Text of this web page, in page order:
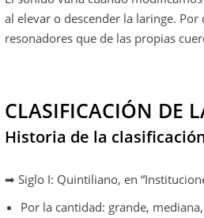
al elevar o descender la laringe.
resonadores que de las propias
CLASIFICACIÓN DE
Historia de la
➡ Siglo I: Quintiliano, en
Por la cantidad: grande,